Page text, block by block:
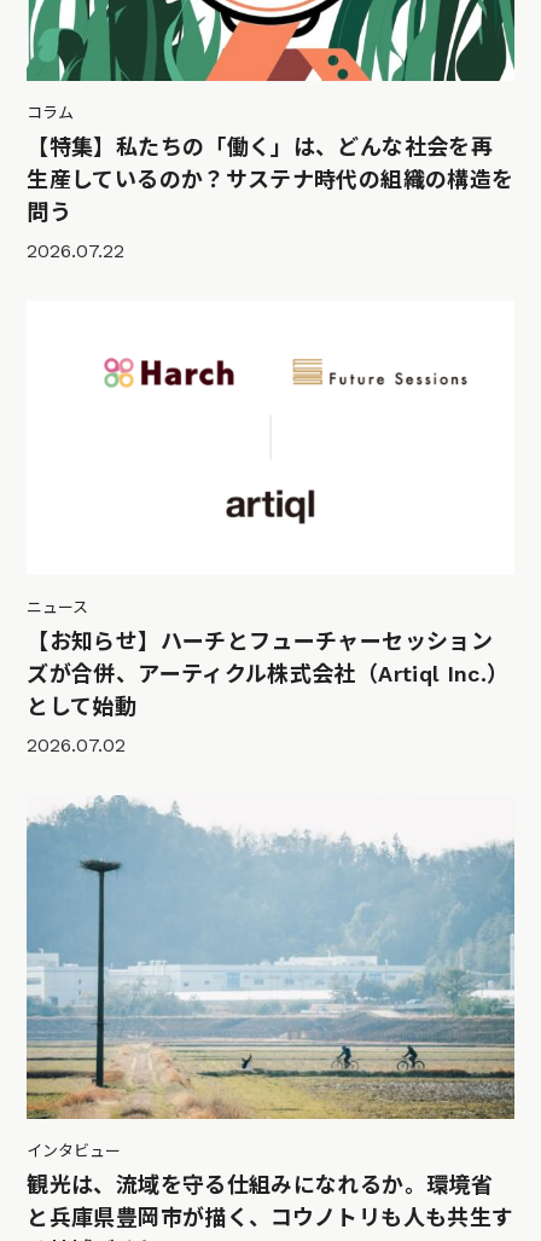
コラム
【特集】私たちの「働く」は、どんな社会を再
生産しているのか？サステナ時代の組織の構造を
問う
2026.07.22
ニュース
【お知らせ】ハーチとフューチャーセッション
ズが合併、アーティクル株式会社（Artiql Inc.）
として始動
2026.07.02
インタビュー
観光は、流域を守る仕組みになれるか。環境省
と兵庫県豊岡市が描く、コウノトリも人も共生す